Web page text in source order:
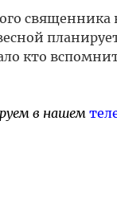
священника
кто
в нашем